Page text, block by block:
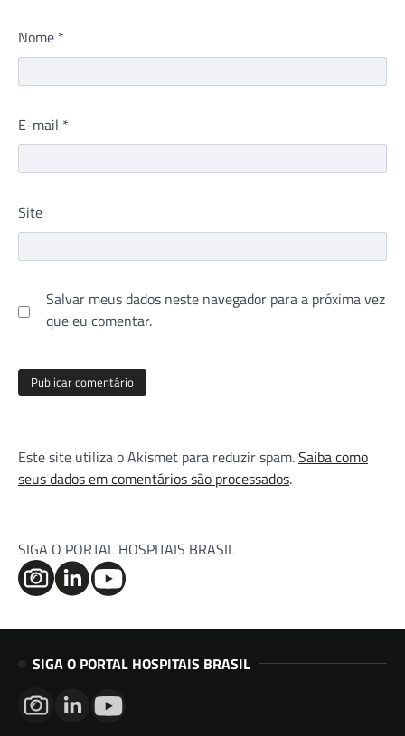
Nome *
E-mail *
Site
Salvar meus dados neste navegador para a próxima vez
que eu comentar.
Este site utiliza o Akismet para reduzir spam.Saiba como
seus dados em comentários são processados.
SIGA O PORTAL HOSPITAIS BRASIL
SIGA O PORTAL HOSPITAIS BRASIL